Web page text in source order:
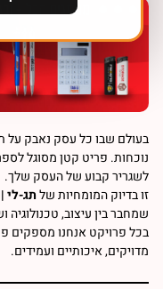
בעולם שבו כל עסק נאבק על
נוכחות. פריט קטן מסוגל
לשגריר קבוע של העסק שלך.
זו בדיוק המומחיות שלתג-לי |
שמחבר בין עיצוב, טכנולוגיה
בכל פרויקט אנחנו מספקים
מדויקים, איכותיים ועמידים.